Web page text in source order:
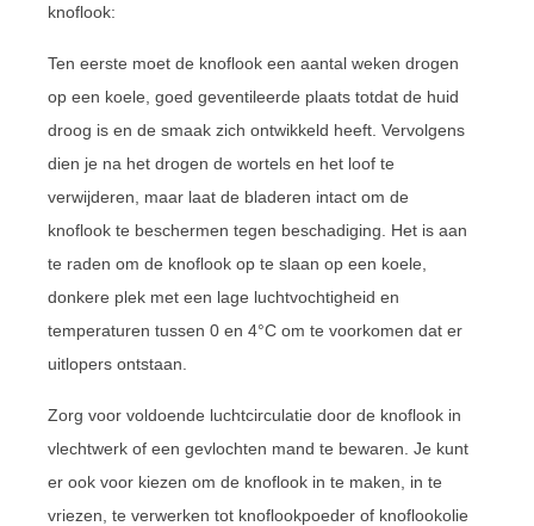
knoflook:
Ten eerste moet de knoflook een aantal weken drogen
op een koele, goed geventileerde plaats totdat de huid
droog is en de smaak zich ontwikkeld heeft. Vervolgens
dien je na het drogen de wortels en het loof te
verwijderen, maar laat de bladeren intact om de
knoflook te beschermen tegen beschadiging. Het is aan
te raden om de knoflook op te slaan op een koele,
donkere plek met een lage luchtvochtigheid en
temperaturen tussen 0 en 4°C om te voorkomen dat er
uitlopers ontstaan.
Zorg voor voldoende luchtcirculatie door de knoflook in
vlechtwerk of een gevlochten mand te bewaren. Je kunt
er ook voor kiezen om de knoflook in te maken, in te
vriezen, te verwerken tot knoflookpoeder of knoflookolie